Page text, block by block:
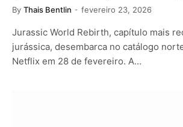
By Thais Bentlin fevereiro 23, 2026
Jurassic World Rebirth, capítulo mais
jurássica, desembarca no catálogo
Netflix em 28 de fevereiro. A…